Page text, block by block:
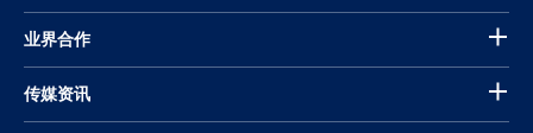
业界合作
传媒资讯